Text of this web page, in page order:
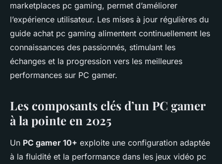
marketplaces pc gaming, permet d’améliorer
l’expérience utilisateur. Les mises à jour régulières du
guide achat pc gaming alimentent continuellement les
connaissances des passionnés, stimulant les
échanges et la progression vers les meilleures
performances sur PC gamer.
Les composants clés d’un PC gamer
à la pointe en 2025
Un PC gamer 10+ exploite une configuration adaptée
à la fluidité et la performance dans les jeux vidéo pc